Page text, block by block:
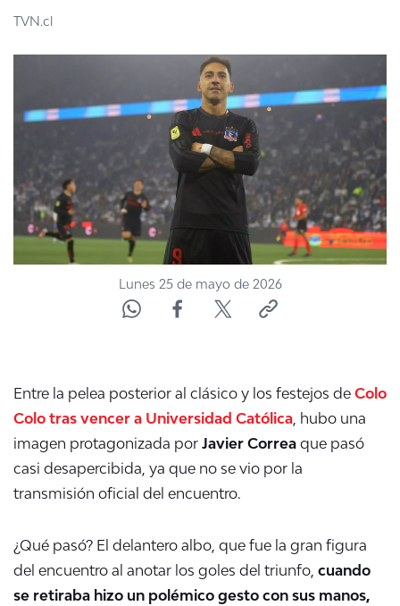
PROGRAMAS
TELESERIES
ACTUALIDAD Y TENDENCIAS
CORPORATIVO Y TRANSPARENCIA
CANAL DE DENUNCIAS
ÁREA DE PROYECTOS
TVN.cl
Lunes 25 de mayo de 2026
Entre la pelea posterior al clásico y los festejos de Colo
Colo tras vencer a Universidad Católica, hubo una
imagen protagonizada por Javier Correa que pasó
casi desapercibida, ya que no se vio por la
transmisión oficial del encuentro.
¿Qué pasó? El delantero albo, que fue la gran figura
del encuentro al anotar los goles del triunfo, cuando
se retiraba hizo un polémico gesto con sus manos,